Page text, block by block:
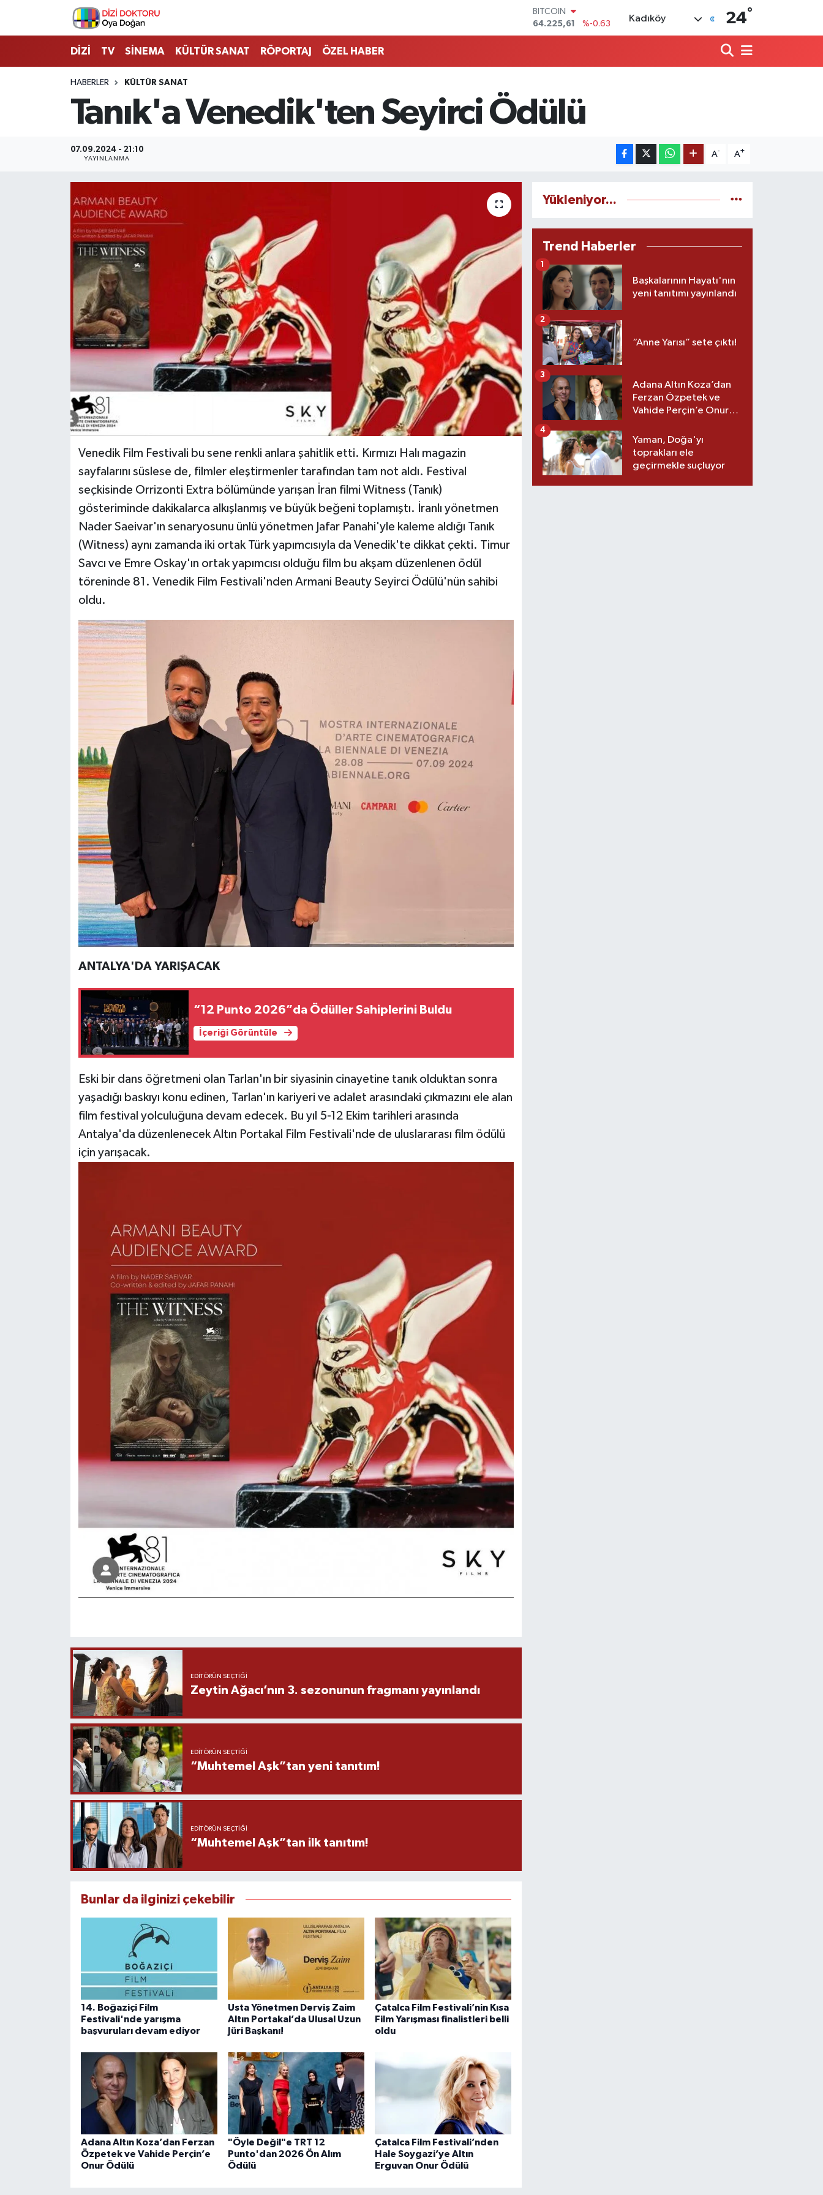
DOLAR
47,6704
%0
EURO
6510.40
%0.45
13.799
%70
Kadıköy 24°
DİZİ TV SİNEMA KÜLTÜR SANAT RÖPORTAJ ÖZEL HABER
HABERLER KÜLTÜR SANAT
Tanık'a Venedik'ten Seyirci Ödülü
07.09.2024 - 21:10
YAYINLANMA
A- A+
Venedik Film Festivali bu sene renkli anlara şahitlik etti. Kırmızı Halı magazin
sayfalarını süslese de, filmler eleştirmenler tarafından tam not aldı. Festival
seçkisinde Orrizonti Extra bölümünde yarışan İran filmi Witness (Tanık)
gösteriminde dakikalarca alkışlanmış ve büyük beğeni toplamıştı. İranlı yönetmen
Nader Saeivar'ın senaryosunu ünlü yönetmen Jafar Panahi'yle kaleme aldığı Tanık
(Witness) aynı zamanda iki ortak Türk yapımcısıyla da Venedik'te dikkat çekti. Timur
Savcı ve Emre Oskay'ın ortak yapımcısı olduğu film bu akşam düzenlenen ödül
töreninde 81. Venedik Film Festivali'nden Armani Beauty Seyirci Ödülü'nün sahibi
oldu.
ANTALYA'DA YARIŞACAK
“12 Punto 2026”da Ödüller Sahiplerini Buldu
İçeriği Görüntüle
Eski bir dans öğretmeni olan Tarlan'ın bir siyasinin cinayetine tanık olduktan sonra
yaşadığı baskıyı konu edinen, Tarlan'ın kariyeri ve adalet arasındaki çıkmazını ele alan
film festival yolculuğuna devam edecek. Bu yıl 5-12 Ekim tarihleri arasında
Antalya'da düzenlenecek Altın Portakal Film Festivali'nde de uluslararası film ödülü
için yarışacak.
EDITÖRÜN SEÇTIĞI
Zeytin Ağacı’nın 3. sezonunun fragmanı yayınlandı
EDITÖRÜN SEÇTIĞI
“Muhtemel Aşk”tan yeni tanıtım!
EDITÖRÜN SEÇTIĞI
“Muhtemel Aşk”tan ilk tanıtım!
Bunlar da ilginizi çekebilir
14. Boğaziçi Film
Festivali'nde yarışma
başvuruları devam ediyor
Usta Yönetmen Derviş Zaim
Altın Portakal’da Ulusal Uzun
Jüri Başkanı!
Çatalca Film Festivali’nin Kısa
Film Yarışması finalistleri belli
oldu
Adana Altın Koza’dan Ferzan
Özpetek ve Vahide Perçin’e
Onur Ödülü
"Öyle Değil"e TRT 12
Punto'dan 2026 Ön Alım
Ödülü
Çatalca Film Festivali’nden
Hale Soygazi’ye Altın
Erguvan Onur Ödülü
Yükleniyor...
Trend Haberler
Başkalarının Hayatı'nın
yeni tanıtımı yayınlandı
1
“Anne Yarısı” sete çıktı!
2
Adana Altın Koza’dan
Ferzan Özpetek ve
Vahide Perçin’e Onur
3
Yaman, Doğa'yı
toprakları ele
geçirmekle suçluyor
4
İstanbul Nöbetçi Eczaneler
İstanbul Hava Durumu
İstanbul Namaz Vakitleri
Tüm Manşetler
Son Dakika Haberleri
Haber Arşivi